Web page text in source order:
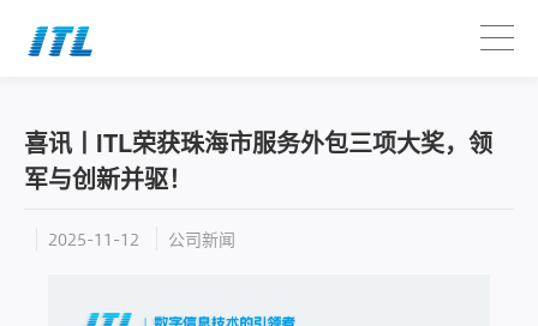
喜讯丨ITL荣获珠海市服务外包三项大奖，领
军与创新并驱！
2025-11-12 公司新闻